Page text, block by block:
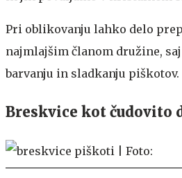
Pri oblikovanju lahko delo
najmlajšim članom družine,
barvanju in sladkanju piškotov.
Breskvice kot čudovito